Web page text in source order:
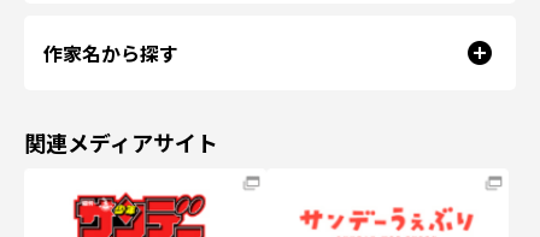
作家名から探す
関連メディアサイト